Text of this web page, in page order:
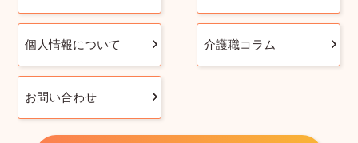
個人情報について 介護職コラム
お問い合わせ